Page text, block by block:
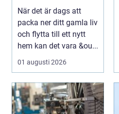
flytt
När det är dags att
packa ner ditt gamla liv
och flytta till ett nytt
hem kan det vara &ou...
01 augusti 2026